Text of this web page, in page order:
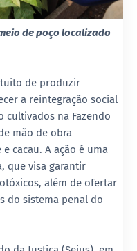
de poço localizado
de produzir
a reintegração social
cultivados na Fazendo
mão de obra
cacau. A ação é uma
que visa garantir
além de ofertar
do sistema penal do